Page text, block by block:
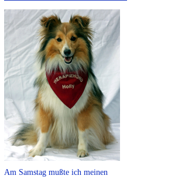
Am Samstag mußte ich meinen